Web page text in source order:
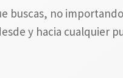
buscas, no
y hacia cualquier